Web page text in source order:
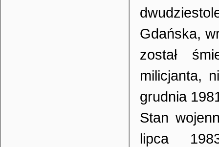
Gdańska,
został
milicjanta,
grudnia
Stan
lipca